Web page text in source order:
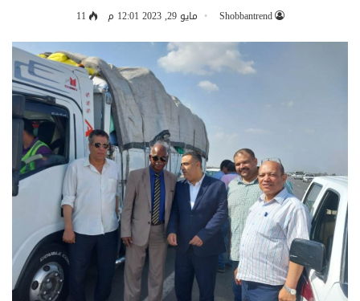
Shobbantrend مايو 29, 2023 12:01 م 11